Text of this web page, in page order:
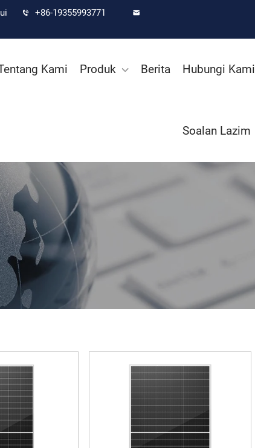
+86-19355993771
Kami Produk Berita Hubungi Kami
Soalan Lazim